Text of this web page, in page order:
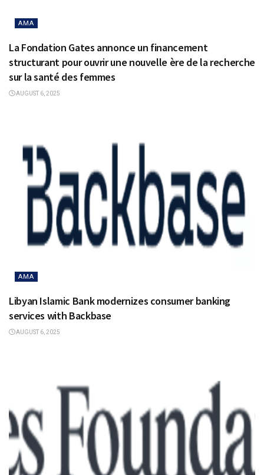
AMA
La Fondation Gates annonce un financement
structurant pour ouvrir une nouvelle ère de la recherche
sur la santé des femmes
AUGUST 6, 2025
AMA
Libyan Islamic Bank modernizes consumer banking
services with Backbase
AUGUST 6, 2025